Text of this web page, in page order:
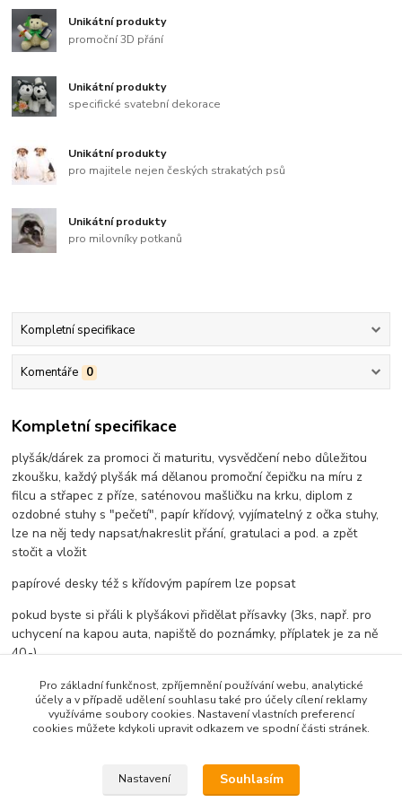
Unikátní produkty
promoční 3D přání
Unikátní produkty
specifické svatební dekorace
Unikátní produkty
pro majitele nejen českých strakatých psů
Unikátní produkty
pro milovníky potkanů
Kompletní specifikace
Komentáře 0
Kompletní specifikace
plyšák/dárek za promoci či maturitu, vysvědčení nebo důležitou
zkoušku, každý plyšák má dělanou promoční čepičku na míru z
filcu a střapec z příze, saténovou mašličku na krku, diplom z
ozdobné stuhy s "pečetí", papír křídový, vyjímatelný z očka stuhy,
lze na něj tedy napsat/nakreslit přání, gratulaci a pod. a zpět
stočit a vložit
papírové desky též s křídovým papírem lze popsat
pokud byste si přáli k plyšákovi přidělat přísavky (3ks, např. pro
uchycení na kapou auta, napiště do poznámky, příplatek je za ně
40,-)
celk. výška plyšáka 27cm, sedici 19cm
Zboží zařazeno v kategoriích
Promoční/maturitní plyšáci
Pro základní funkčnost, zpříjemnění používání webu, analytické
účely a v případě udělení souhlasu také pro účely cílení reklamy
využíváme soubory cookies. Nastavení vlastních preferencí
cookies můžete kdykoli upravit odkazem ve spodní části stránek.
Nastavení Souhlasím